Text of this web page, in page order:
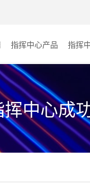
指挥中心产品
KVM坐席管理系统
AI智慧分布式系统
无感调度系统
AI指挥调度系统
指挥
大
监
中心成